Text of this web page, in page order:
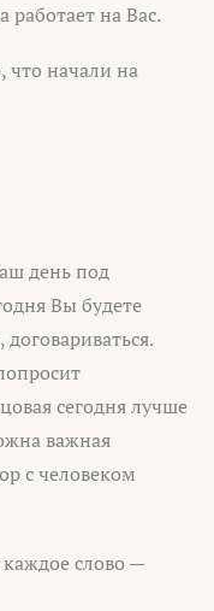
работает на Вас.
что начали на
день под
Вы будете
сегодня лучше
важная
с человеком
каждое слово —